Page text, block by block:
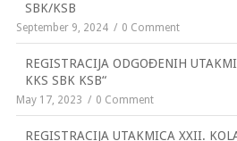
SBK/KSB
September 9, 2024 0 Comment
REGISTRACIJA ODGOĐENIH
KKS SBK KSB“
May 17, 2023 0 Comment
REGISTRACIJA UTAKMICA XXII.